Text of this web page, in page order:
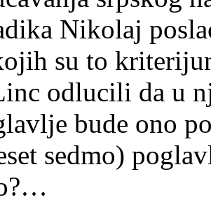
Nikolaj
su to
odlucili da u
bude ono
sedmo)